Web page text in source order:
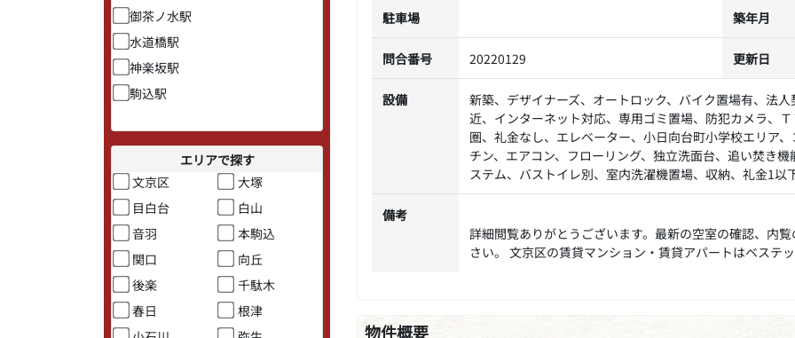
御茶ノ水駅
水道橋駅
神楽坂駅
駒込駅
エリアで探す
文京区
大塚
目白台
白山
音羽
本駒込
関口
向丘
後楽
千駄木
春日
根津
駐車場 築年月
問合番号 20220129 更新日
設備
新築、デザイナーズ、オートロック、バイク置場有、法
近、インターネット対応、専用ゴミ置場、防犯カメラ、
圏、礼金なし、エレベーター、小日向台町小学校エリア
チン、エアコン、フローリング、独立洗面台、追い焚き
ステム、バストイレ別、室内洗濯機置場、収納、礼金1以
備考
詳細閲覧ありがとうございます。最新の空室の確認、内
さい。 文京区の賃貸マンション・賃貸アパートはベステ
物件概要